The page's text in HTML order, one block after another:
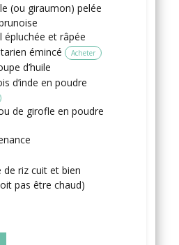
(ou giraumon) pelée
épluchée et râpée
émincé Acheter
d’huile
d’inde en poudre
de girofle en poudre
de riz cuit et bien
pas être chaud)